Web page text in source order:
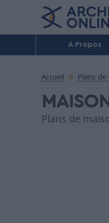
A Propos
Accueil Plans
Plans de